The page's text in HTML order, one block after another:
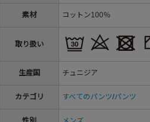
素材 コットン100％
取り扱い
生産国 チュニジア
カテゴリ すべてのパンツ/パンツ